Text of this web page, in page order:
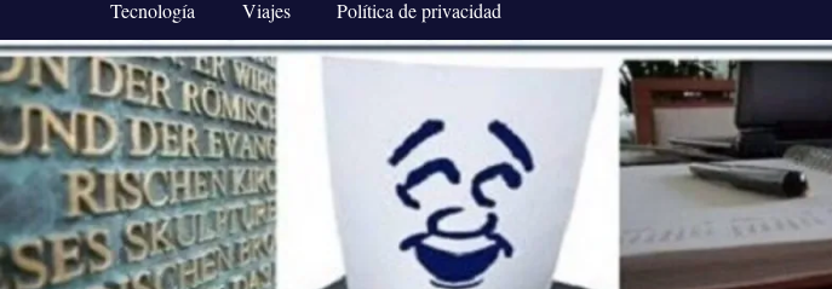
Saltar
al
contenido
Tecnología
y
Viajes
Tecnología Viajes Política de privacidad